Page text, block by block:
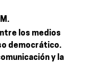
los medios
democrático.
y la